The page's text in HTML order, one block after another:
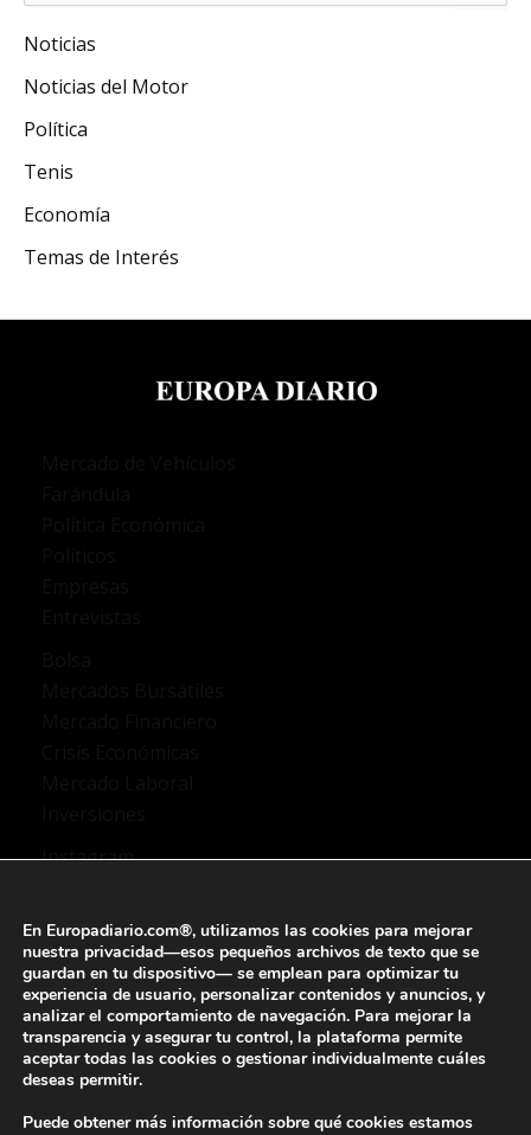
Noticias
Noticias del Motor
Política
Tenis
Economía
Temas de Interés
Instagram
X Twitter
YouTube
Facebook
Quienes somos
En Europadiario.com®, utilizamos las cookies para mejorar
nuestra privacidad—esos pequeños archivos de texto que se
guardan en tu dispositivo— se emplean para optimizar tu
experiencia de usuario, personalizar contenidos y anuncios, y
analizar el comportamiento de navegación. Para mejorar la
transparencia y asegurar tu control, la plataforma permite
aceptar todas las cookies o gestionar individualmente cuáles
deseas permitir.
Puede obtener más información sobre qué cookies estamos